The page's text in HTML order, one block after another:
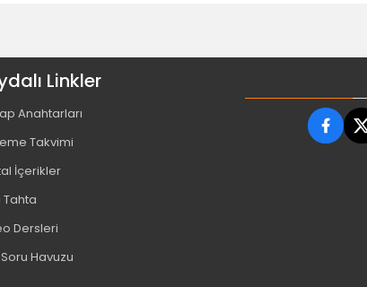
Linkler
Anahtarları
Takvimi
İçerikler
Tahta
Dersleri
Havuzu